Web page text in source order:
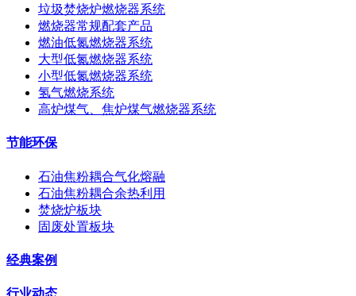
垃圾焚烧炉燃烧器系统
燃烧器常规配套产品
燃油低氮燃烧器系统
大型低氮燃烧器系统
小型低氮燃烧器系统
氢气燃烧系统
高炉煤气、焦炉煤气燃烧器系统
节能环保
石油焦粉耦合气化熔融
石油焦粉耦合余热利用
焚烧炉板块
固废处置板块
经典案例
行业动态